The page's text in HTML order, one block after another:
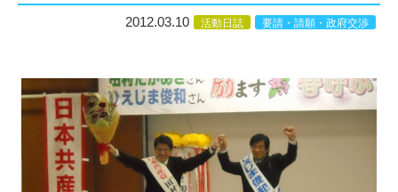
2012.03.10 活動日誌 要請・請願・政府交渉